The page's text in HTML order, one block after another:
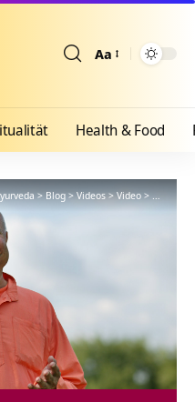
Aa
Health & Food
>Blog>Videos>Video>Im Licht